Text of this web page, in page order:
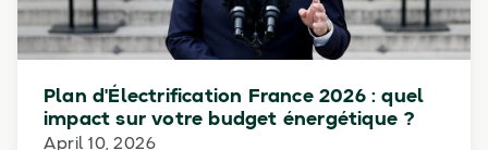
Plan d'Électrification France 2026 : quel
impact sur votre budget énergétique ?
April 10, 2026